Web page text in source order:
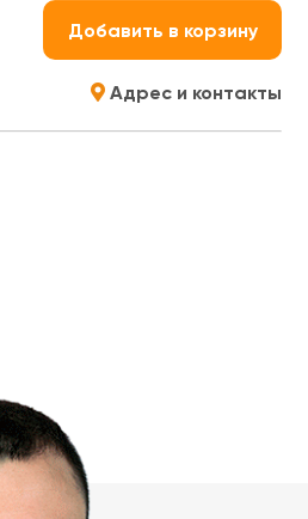
Добавить в корзину
Адрес и контакты